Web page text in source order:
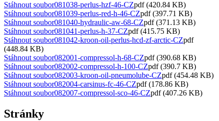
Stáhnout soubor081038-perlus-hzf-46-CZpdf (420.84 KB)
Stáhnout soubor081039-perlus-red-h-46-CZpdf (397.71 KB)
Stáhnout soubor081040-hydraulic-aw-68-CZpdf (371.13 KB)
Stáhnout soubor081041-perlus-h-37-CZpdf (415.75 KB)
Stáhnout soubor081042-kroon-oil-perlus-hcd-zf-arctic-CZpdf
(448.84 KB)
Stáhnout soubor082001-compressol-h-68-CZpdf (390.68 KB)
Stáhnout soubor082002-compressol-h-100-CZpdf (390.7 KB)
Stáhnout soubor082003-kroon-oil-pneumolube-CZpdf (454.48 KB)
Stáhnout soubor082004-carsinus-fc-46-CZpdf (178.86 KB)
Stáhnout soubor082007-compressol-sco-46-CZpdf (407.26 KB)
Stránky